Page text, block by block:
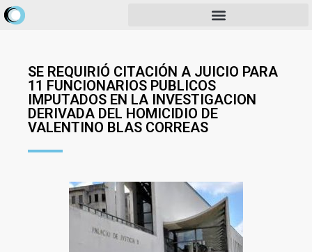
SE REQUIRIÓ CITACIÓN A JUICIO PARA
11 FUNCIONARIOS PUBLICOS
IMPUTADOS EN LA INVESTIGACION
DERIVADA DEL HOMICIDIO DE
VALENTINO BLAS CORREAS